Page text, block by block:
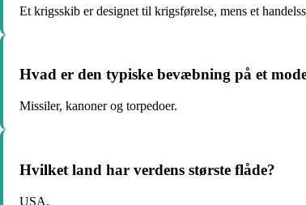
Et krigsskib er designet til krigsførelse, mens et
Hvad er den typiske bevæbning på et
Missiler, kanoner og torpedoer.
Hvilket land har verdens største flåde?
USA.